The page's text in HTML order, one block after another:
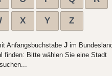
X Y Z
Anfangsbuchstabe J im
finden: Bitte wählen Sie eine Stadt